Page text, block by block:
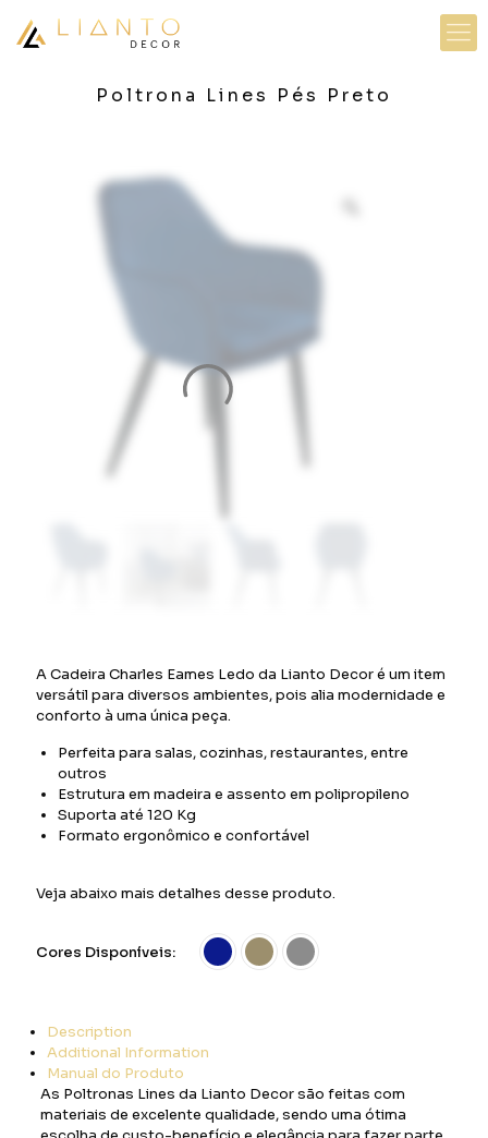
Poltrona Lines Pés Preto
A Cadeira Charles Eames Ledo da Lianto Decor é um item
versátil para diversos ambientes, pois alia modernidade e
conforto à uma única peça.
Perfeita para salas, cozinhas, restaurantes, entre
outros
Estrutura em madeira e assento em polipropileno
Suporta até 120 Kg
Formato ergonômico e confortável
Veja abaixo mais detalhes desse produto.
Cores Disponíveis:
Description
Additional Information
Manual do Produto
As Poltronas Lines da Lianto Decor são feitas com
materiais de excelente qualidade, sendo uma ótima